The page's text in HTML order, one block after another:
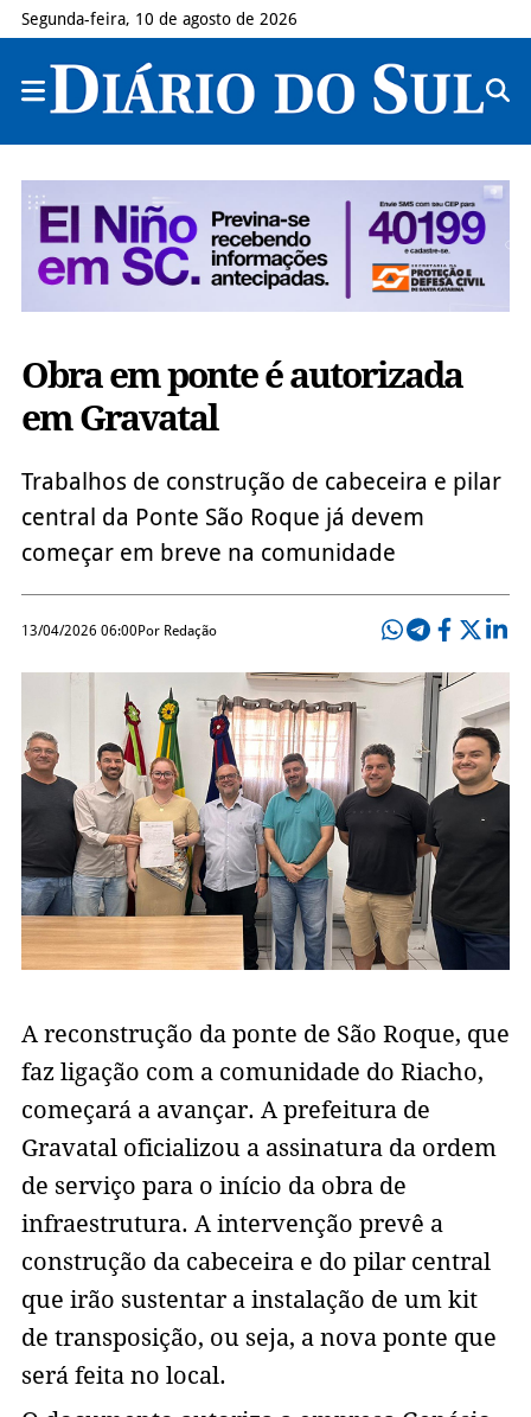
Segunda-feira, 10 de agosto de 2026
Obra em ponte é autorizada
em Gravatal
Trabalhos de construção de cabeceira e pilar
central da Ponte São Roque já devem
começar em breve na comunidade
13/04/2026 06:00Por Redação
A reconstrução da ponte de São Roque, que
faz ligação com a comunidade do Riacho,
começará a avançar. A prefeitura de
Gravatal oficializou a assinatura da ordem
de serviço para o início da obra de
infraestrutura. A intervenção prevê a
construção da cabeceira e do pilar central
que irão sustentar a instalação de um kit
de transposição, ou seja, a nova ponte que
será feita no local.